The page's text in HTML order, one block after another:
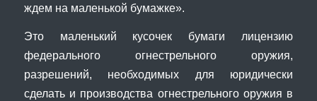
ждем на маленькой бумажке».
Это маленький кусочек бумаги лицензию
федерального огнестрельного оружия,
разрешений, необходимых для юридически
сделать и производства огнестрельного оружия в